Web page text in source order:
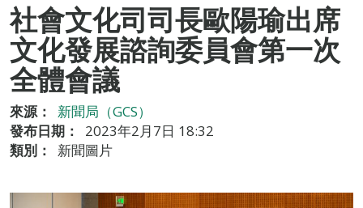
社會文化司司長歐陽瑜出席
文化發展諮詢委員會第一次
全體會議
來源：
新聞局（GCS）
發布日期：
2023年2月7日 18:32
類別：
新聞圖片